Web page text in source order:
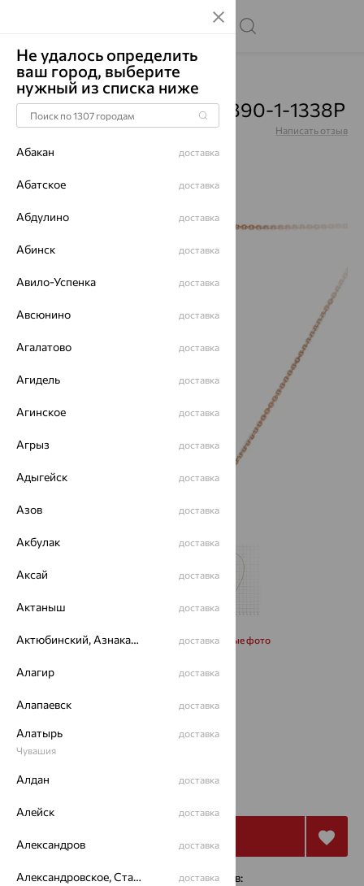
Главная Каталог Колье Жемчуг
Колье, золото, жемчуг, 890-1-1338Р
Артикул:890-1-1338Р Написать отзыв
Запросить дополнительные фото
45
Калькулятор размера
от 25 262
4 платежа по 6 316₽с помощью сервисов:
Не удалось определить
ваш город, выберите
нужный из списка ниже
Абакан доставка
Абатское доставка
Абдулино доставка
Абинск доставка
Авило-Успенка доставка
Авсюнино доставка
Агалатово доставка
Агидель доставка
Агинское доставка
Агрыз доставка
Адыгейск доставка
Азов доставка
Акбулак доставка
Аксай доставка
Актаныш доставка
Актюбинский, Азнакаевский район доставка
Алагир доставка
Алапаевск доставка
Алатырь
Чувашия
доставка
Алдан доставка
Алейск доставка
Александров доставка
Александровское, Ставропольский край доставка